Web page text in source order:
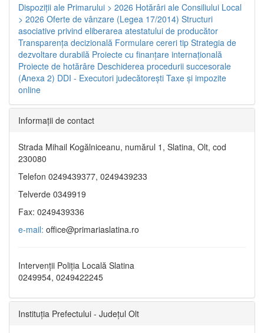
Dispoziţii ale Primarului > 2026 Hotărâri ale Consiliului Local
> 2026 Oferte de vânzare (Legea 17/2014) Structuri
asociative privind eliberarea atestatului de producător
Transparenţa decizională Formulare cereri tip Strategia de
dezvoltare durabilă Proiecte cu finanţare internaţională
Proiecte de hotărâre Deschiderea procedurii succesorale
(Anexa 2) DDI - Executori judecătorești Taxe şi impozite
online
Informaţii de contact
Strada Mihail Kogălniceanu, numărul 1, Slatina, Olt, cod
230080
Telefon 0249439377, 0249439233
Telverde 0349919
Fax: 0249439336
e-mail: office@primariaslatina.ro
Intervenții Poliția Locală Slatina
0249954, 0249422245
Instituția Prefectului - Județul Olt